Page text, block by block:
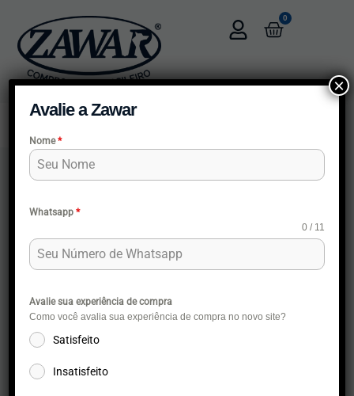
0
Avalie a Zawar
Nome*
Whatsapp*
0 / 11
Avalie sua experiência de compra
Como você avalia sua experiência de compra no novo site?
Satisfeito
Insatisfeito
×